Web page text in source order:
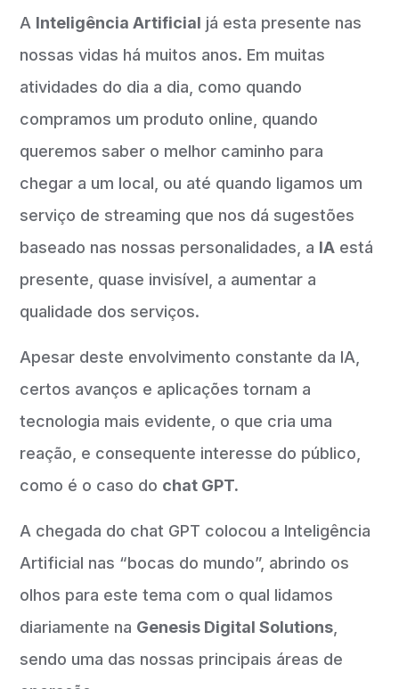
A Inteligência Artificial já esta presente nas
nossas vidas há muitos anos. Em muitas
atividades do dia a dia, como quando
compramos um produto online, quando
queremos saber o melhor caminho para
chegar a um local, ou até quando ligamos um
serviço de streaming que nos dá sugestões
baseado nas nossas personalidades, a IA está
presente, quase invisível, a aumentar a
qualidade dos serviços.
Apesar deste envolvimento constante da IA,
certos avanços e aplicações tornam a
tecnologia mais evidente, o que cria uma
reação, e consequente interesse do público,
como é o caso do chat GPT.
A chegada do chat GPT colocou a Inteligência
Artificial nas “bocas do mundo”, abrindo os
olhos para este tema com o qual lidamos
diariamente na Genesis Digital Solutions
sendo uma das nossas principais áreas de